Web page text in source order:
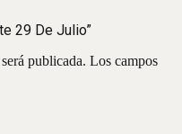
29 De Julio”
publicada. Los campos